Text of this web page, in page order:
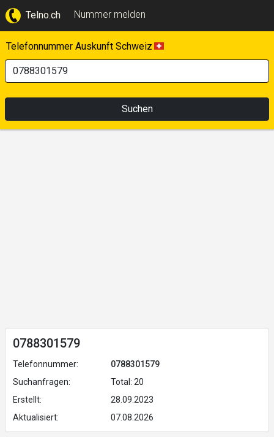
Telno.ch Nummer melden
Telefonnummer Auskunft Schweiz
Suchen
0788301579
Telefonnummer:
0788301579
Suchanfragen:
Total: 20
Erstellt:
28.09.2023
Aktualisiert:
07.08.2026